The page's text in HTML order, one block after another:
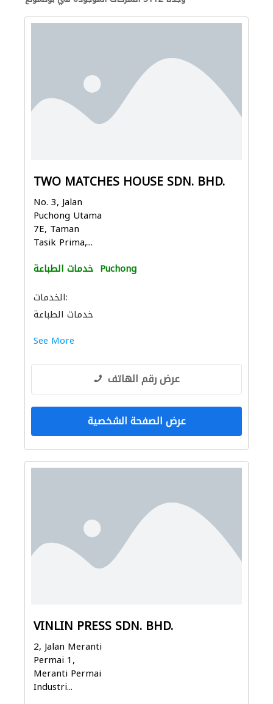
TWO MATCHES HOUSE SDN. BHD.
No. 3, Jalan
Puchong Utama
7E, Taman
Tasik Prima,...
خدمات الطباعة Puchong
الخدمات:
خدمات الطباعة
See More
عرض رقم الهاتف
عرض الصفحة الشخصية
VINLIN PRESS SDN. BHD.
2, Jalan Meranti
Permai 1,
Meranti Permai
Industri...